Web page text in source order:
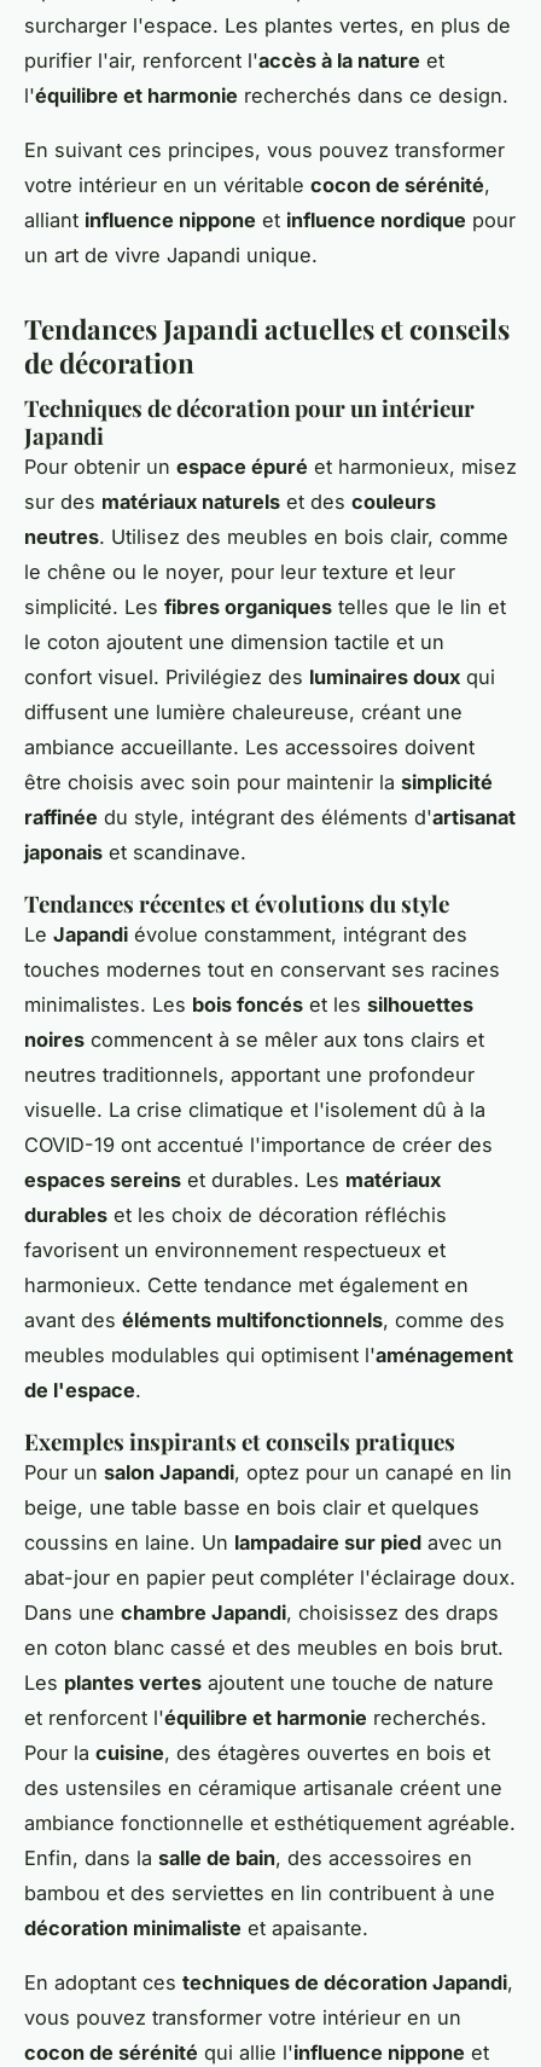
surcharger l'espace. Les plantes vertes, en plus de
purifier l'air, renforcent l'accès à la nature et
l'équilibre et harmonie recherchés dans ce design.
En suivant ces principes, vous pouvez transformer
votre intérieur en un véritable cocon de sérénité,
alliant influence nippone et influence nordique pour
un art de vivre Japandi unique.
Tendances Japandi actuelles et conseils
de décoration
Techniques de décoration pour un intérieur
Japandi
Pour obtenir un espace épuré et harmonieux, misez
sur des matériaux naturels et des couleurs
neutres. Utilisez des meubles en bois clair, comme
le chêne ou le noyer, pour leur texture et leur
simplicité. Les fibres organiques telles que le lin et
le coton ajoutent une dimension tactile et un
confort visuel. Privilégiez des luminaires doux qui
diffusent une lumière chaleureuse, créant une
ambiance accueillante. Les accessoires doivent
être choisis avec soin pour maintenir la simplicité
raffinée du style, intégrant des éléments d'artisanat
japonais et scandinave.
Tendances récentes et évolutions du style
Le Japandi évolue constamment, intégrant des
touches modernes tout en conservant ses racines
minimalistes. Les bois foncés et les silhouettes
noires commencent à se mêler aux tons clairs et
neutres traditionnels, apportant une profondeur
visuelle. La crise climatique et l'isolement dû à la
COVID-19 ont accentué l'importance de créer des
espaces sereins et durables. Les matériaux
durables et les choix de décoration réfléchis
favorisent un environnement respectueux et
harmonieux. Cette tendance met également en
avant des éléments multifonctionnels, comme des
meubles modulables qui optimisent l'aménagement
de l'espace.
Exemples inspirants et conseils pratiques
Pour un salon Japandi, optez pour un canapé en lin
beige, une table basse en bois clair et quelques
coussins en laine. Un lampadaire sur pied avec un
abat-jour en papier peut compléter l'éclairage doux.
Dans une chambre Japandi, choisissez des draps
en coton blanc cassé et des meubles en bois brut.
Les plantes vertes ajoutent une touche de nature
et renforcent l'équilibre et harmonie recherchés.
Pour la cuisine, des étagères ouvertes en bois et
des ustensiles en céramique artisanale créent une
ambiance fonctionnelle et esthétiquement agréable.
Enfin, dans la salle de bain, des accessoires en
bambou et des serviettes en lin contribuent à une
décoration minimaliste et apaisante.
En adoptant ces techniques de décoration Japandi,
vous pouvez transformer votre intérieur en un
cocon de sérénité qui allie l'influence nippone et